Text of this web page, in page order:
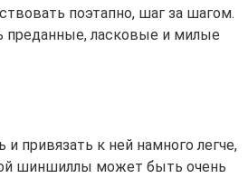
поэтапно, шаг за шагом.
преданные, ласковые и милые
привязать к ней намного легче,
шиншиллы может быть очень